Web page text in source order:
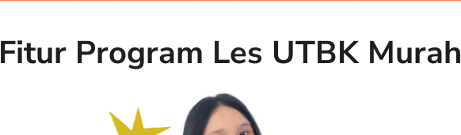
Fitur Program Les UTBK Murah